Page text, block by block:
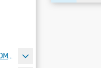
OBWIESZCZENIA I ZAWIADOMIENIA